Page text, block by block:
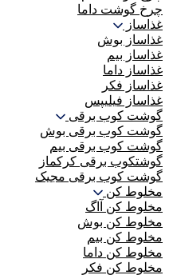
چرخ گوشت داما
غذاساز
غذاساز بوش
غذاساز بیم
غذاساز داما
غذاساز فکر
غذاساز فیلیپس
گوشت کوب برقی
گوشت کوب برقی بوش
گوشت کوب برقی بیم
گوشتکوب برقی کرکماز
گوشت کوب برقی مجیک
مخلوط کن
مخلوط کن آاگ
مخلوط کن بوش
مخلوط کن بیم
مخلوط کن داما
مخلوط کن فکر